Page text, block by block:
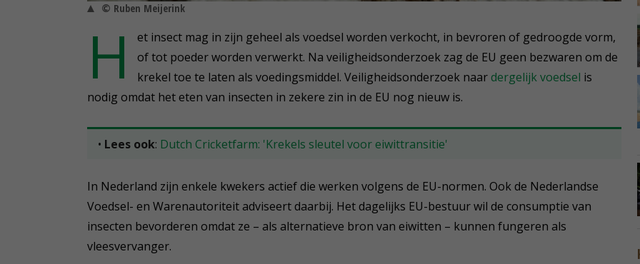
© Ruben Meijerink
H
et insect mag in zijn geheel als voedsel worden verkocht, in bevroren of gedroogde vorm,
of tot poeder worden verwerkt. Na veiligheidsonderzoek zag de EU geen bezwaren om de
krekel toe te laten als voedingsmiddel. Veiligheidsonderzoek naardergelijk voedsel is
nodig omdat het eten van insecten in zekere zin in de EU nog nieuw is.
• Lees ook: Dutch Cricketfarm: 'Krekels sleutel voor eiwittransitie'
In Nederland zijn enkele kwekers actief die werken volgens de EU-normen. Ook de Nederlandse
Voedsel- en Warenautoriteit adviseert daarbij. Het dagelijks EU-bestuur wil de consumptie van
insecten bevorderen omdat ze – als alternatieve bron van eiwitten – kunnen fungeren als
vleesvervanger.